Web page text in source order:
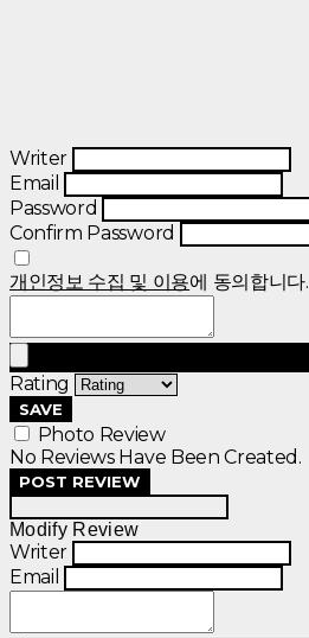
Writer
Email
Password
Confirm Password
개인정보 수집 및 이용에 동의합니다.
Rating
SAVE
Photo Review
No Reviews Have Been Created.
POST REVIEW
Modify Review
Writer
Email